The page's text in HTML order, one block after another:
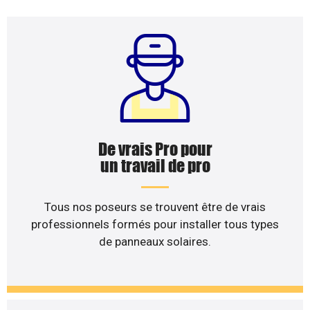
De vrais Pro pour
un travail de pro
Tous nos poseurs se trouvent être de vrais
professionnels formés pour installer tous types
de panneaux solaires.